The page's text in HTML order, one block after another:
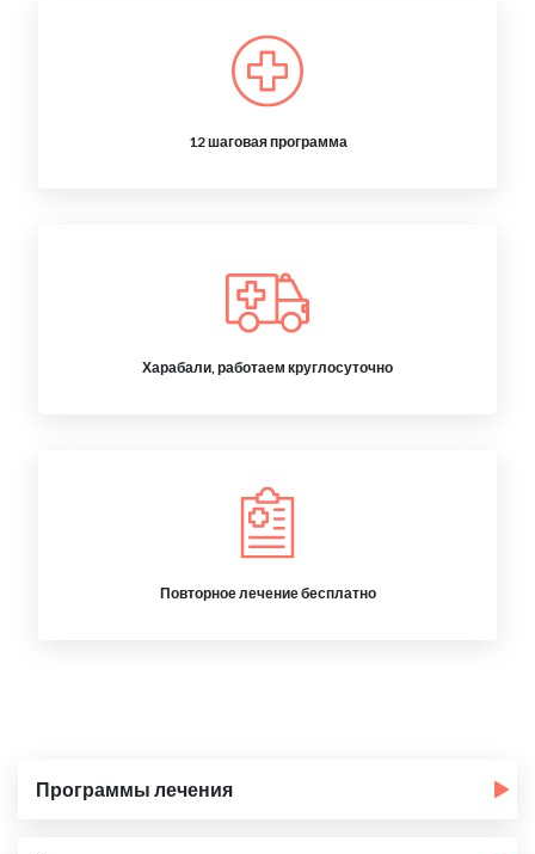
12 шаговая программа
Харабали, работаем круглосуточно
Повторное лечение бесплатно
Программы лечения